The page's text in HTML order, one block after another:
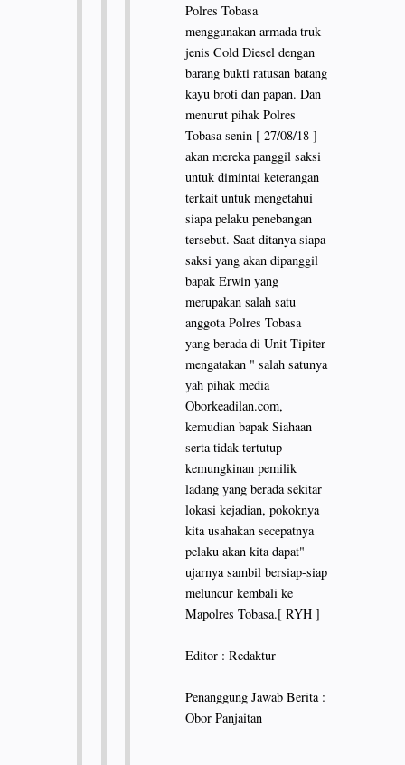
Polres Tobasa
menggunakan armada truk
jenis Cold Diesel dengan
barang bukti ratusan batang
kayu broti dan papan. Dan
menurut pihak Polres
Tobasa senin [ 27/08/18 ]
akan mereka panggil saksi
untuk dimintai keterangan
terkait untuk mengetahui
siapa pelaku penebangan
tersebut. Saat ditanya siapa
saksi yang akan dipanggil
bapak Erwin yang
merupakan salah satu
anggota Polres Tobasa
yang berada di Unit Tipiter
mengatakan " salah satunya
yah pihak media
Oborkeadilan.com,
kemudian bapak Siahaan
serta tidak tertutup
kemungkinan pemilik
ladang yang berada sekitar
lokasi kejadian, pokoknya
kita usahakan secepatnya
pelaku akan kita dapat"
ujarnya sambil bersiap-siap
meluncur kembali ke
Mapolres Tobasa.[ RYH ]
Editor : Redaktur
Penanggung Jawab Berita :
Obor Panjaitan